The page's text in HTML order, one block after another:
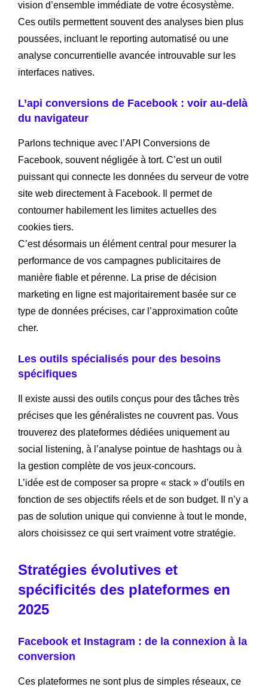
vision d’ensemble immédiate de votre écosystème.
Ces outils permettent souvent des analyses bien plus
poussées, incluant le reporting automatisé ou une
analyse concurrentielle avancée introuvable sur les
interfaces natives.
L’api conversions de Facebook : voir au-delà
du navigateur
Parlons technique avec l’API Conversions de
Facebook, souvent négligée à tort. C’est un outil
puissant qui connecte les données du serveur de votre
site web directement à Facebook. Il permet de
contourner habilement les limites actuelles des
cookies tiers.
C’est désormais un élément central pour mesurer la
performance de vos campagnes publicitaires de
manière fiable et pérenne. La prise de décision
marketing en ligne est majoritairement basée sur ce
type de données précises, car l’approximation coûte
cher.
Les outils spécialisés pour des besoins
spécifiques
Il existe aussi des outils conçus pour des tâches très
précises que les généralistes ne couvrent pas. Vous
trouverez des plateformes dédiées uniquement au
social listening, à l’analyse pointue de hashtags ou à
la gestion complète de vos jeux-concours.
L’idée est de composer sa propre « stack » d’outils en
fonction de ses objectifs réels et de son budget. Il n’y a
pas de solution unique qui convienne à tout le monde,
alors choisissez ce qui sert vraiment votre stratégie.
Stratégies évolutives et
spécificités des plateformes en
2025
Facebook et Instagram : de la connexion à la
conversion
Ces plateformes ne sont plus de simples réseaux, ce